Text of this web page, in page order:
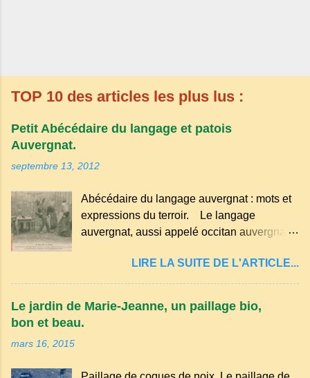
TOP 10 des articles les plus lus :
Petit Abécédaire du langage et patois
Auvergnat.
septembre 13, 2012
Abécédaire du langage auvergnat : mots et
expressions du terroir. Le langage
auvergnat, aussi appelé occitan auvergnat ,
principalement en Auvergne et dans
certaines parties du Massif central . Il
et est classé parmi les dialectes du nord-
LIRE LA SUITE DE L'ARTICLE...
Le jardin de Marie-Jeanne, un paillage bio,
bon et beau.
mars 16, 2015